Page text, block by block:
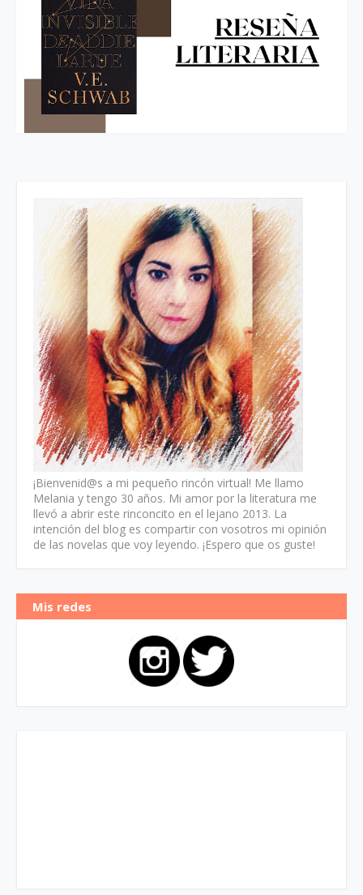
¡Bienvenid@s a mi pequeño rincón virtual! Me llamo
Melania y tengo 30 años. Mi amor por la literatura me
llevó a abrir este rinconcito en el lejano 2013. La
intención del blog es compartir con vosotros mi opinión
de las novelas que voy leyendo. ¡Espero que os guste!
Mis redes